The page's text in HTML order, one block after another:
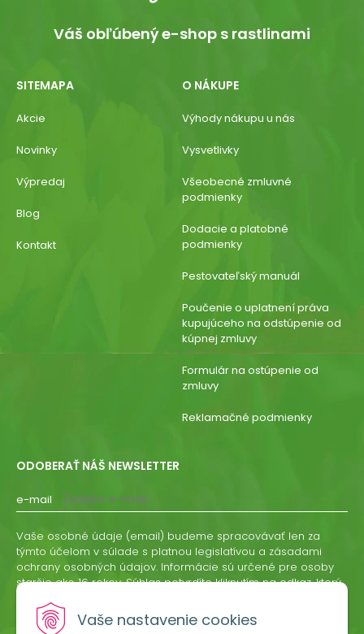
Vaše nastavenie cookies
Váš obľúbený e-shop s rastlinami
SITEMAPA
Akcie
Novinky
Výpredaj
Blog
Kontakt
O NÁKUPE
Výhody nákupu u nás
Vysvetlivky
Všeobecné zmluvné
podmienky
Dodacie a platobné
podmienky
Pestovateľský manuál
Poučenie o uplatnení práva
kupujúceho na odstúpenie od
kúpnej zmluvy
Formulár na ostúpenie od
zmluvy
Reklamačné podmienky
ODOBERAŤ NÁŠ NEWSLETTER
e-mail
Vaše osobné údaje (email) budeme spracovávať len za
týmto účelom v súlade s platnou legislatívou a zásadami
ochrany osobných údajov. Informácie sú určené pre osoby
staršie ako 16 rokov. Súhlas potvrdíte kliknutím na odkaz, ktorý
odvolať písomne, emailom alebo kliknutím na odkaz z
ktoréhokoľvek informačného emailu.